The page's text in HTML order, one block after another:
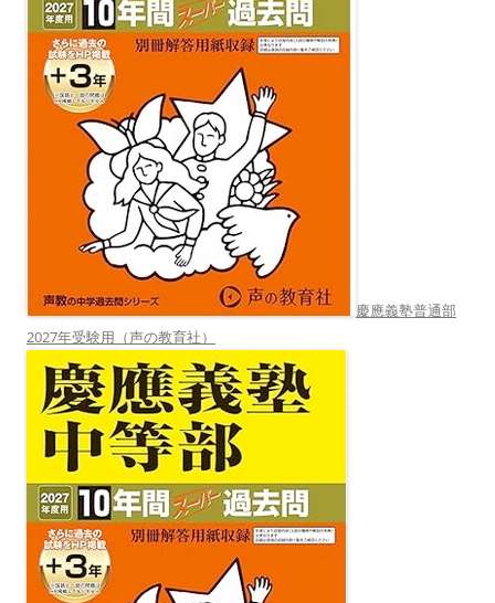
慶應義塾普通部
2027年受験用（声の教育社）